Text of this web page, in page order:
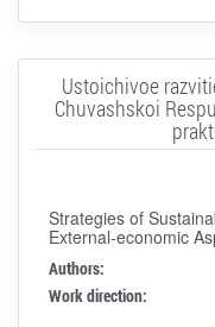
Ustoichivoe
Chuvashskoi
Strategies of
External-economic
Authors:
Work direction: